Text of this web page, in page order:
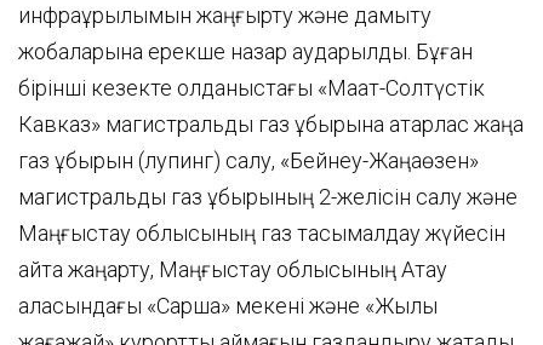
инфрақұрылымын жаңғырту және дамыту
жобаларына ерекше назар аударылды. Бұған
бірінші кезекте қолданыстағы «Мақат-Солтүстік
Кавказ» магистральдық газ құбырына қатарлас жаңа
газ құбырын (лупинг) салу, «Бейнеу-Жаңаөзен»
магистральдық газ құбырының 2-желісін салу және
Маңғыстау облысының газ тасымалдау жүйесін
қайта жаңарту, Маңғыстау облысының Ақтау
қаласындағы «Сарша» мекені және «Жылы